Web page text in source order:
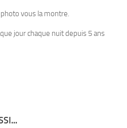
vous la montre.
jour chaque nuit depuis 5 ans